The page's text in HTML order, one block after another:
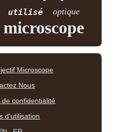
utilisé optique
microscope
Microscope
Nous
de confidentialité
d'utilisation